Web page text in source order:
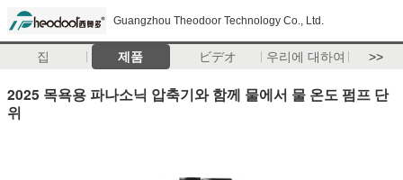
Guangzhou Theodoor Technology Co., Ltd.
집 제품 ビデオ 우리에 대하여 >>
2025 목욕용 파나소닉 압축기와 함께 물에서 물 온도 펌프 단
위